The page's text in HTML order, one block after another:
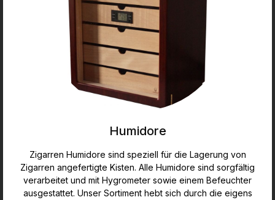
Humidore
Zigarren Humidore sind speziell für die Lagerung von
Zigarren angefertigte Kisten. Alle Humidore sind sorgfältig
verarbeitet und mit Hygrometer sowie einem Befeuchter
ausgestattet. Unser Sortiment hebt sich durch die eigens